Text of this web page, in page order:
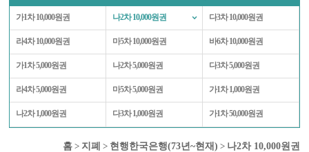
가1차 10,000원권 나2차 10,000원권 다3차 10,000원권
라4차 10,000원권 마5차 10,000원권 바6차 10,000원권
가1차 5,000원권 나2차 5,000원권 다3차 5,000원권
라4차 5,000원권 마5차 5,000원권 가1차 1,000원권
나2차 1,000원권 다3차 1,000원권 가1차 50,000원권
홈> 지폐 > 현행한국은행(73년~현재) > 나2차 10,000원권